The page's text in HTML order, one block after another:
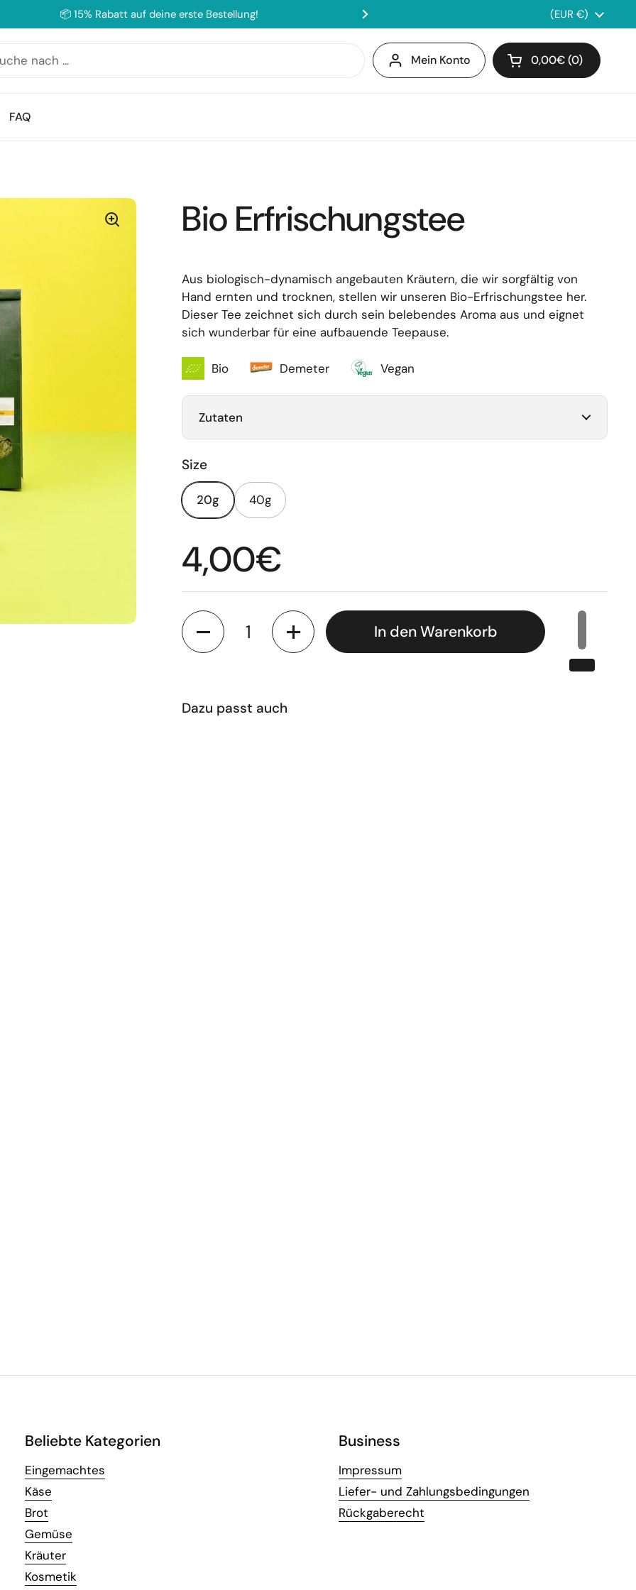
📦 15% Rabatt auf deine erste Bestellung! 📦 Versandkostenfrei ab
Weiter
Land/Region
(EUR €)
Mein Konto Warenkorb öffnen
Warenkorb
0,00€ 0
im Warenkorb
FAQ
Bio Erfrischungstee
Aus biologisch-dynamisch angebauten Kräutern, die wir sorgfältig von
Hand ernten und trocknen, stellen wir unseren Bio-Erfrischungstee her.
Dieser Tee zeichnet sich durch sein belebendes Aroma aus und eignet
sich wunderbar für eine aufbauende Teepause.
Bio Demeter Vegan
Zutaten
Size
20g 40g
Regulärer Preis
4,00€
Anzahl
In den Warenkorb
Dazu passt auch
Beliebte Kategorien
Eingemachtes
Käse
Brot
Gemüse
Kräuter
Kosmetik
Business
Impressum
Liefer- und Zahlungsbedingungen
Rückgaberecht